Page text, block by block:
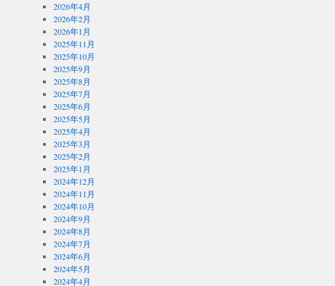
2026年4月
2026年2月
2026年1月
2025年11月
2025年10月
2025年9月
2025年8月
2025年7月
2025年6月
2025年5月
2025年4月
2025年3月
2025年2月
2025年1月
2024年12月
2024年11月
2024年10月
2024年9月
2024年8月
2024年7月
2024年6月
2024年5月
2024年4月